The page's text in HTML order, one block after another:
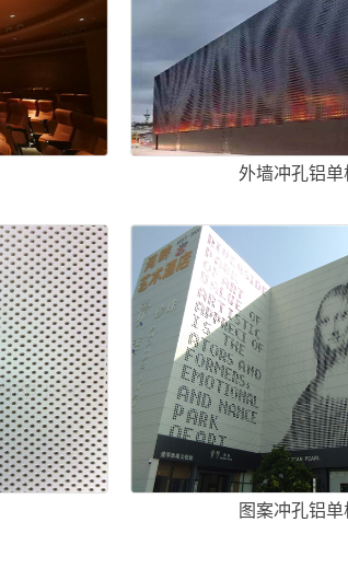
外墙冲孔铝单
图案冲孔铝单